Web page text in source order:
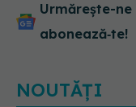
Urmărește-ne
abonează‑te!
NOUTĂȚI